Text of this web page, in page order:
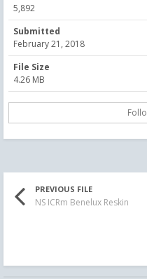
5,892
Submitted
February 21, 2018
File Size
4.26 MB
PREVIOUS FILE
NS ICRm Benelux Reskin